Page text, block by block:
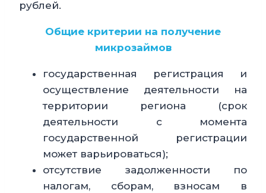
рублей.
Общие критерии на получение
микрозаймов
государственная регистрация и
осуществление деятельности на
территории региона (срок
деятельности с момента
государственной регистрации
может варьироваться);
отсутствие задолженности по
налогам, сборам, взносам в